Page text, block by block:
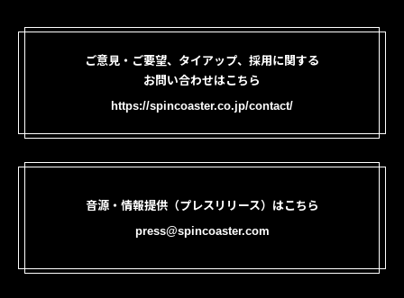
ご意見・ご要望、タイアップ、採用に関する
お問い合わせはこちら
https://spincoaster.co.jp/contact/
音源・情報提供（プレスリリース）はこちら
press@spincoaster.com